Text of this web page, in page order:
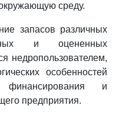
среду.
запасов различных
и оцененных
недропользователем,
особенностей
финансирования и
предприятия.